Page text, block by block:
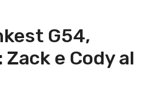
G54,
e Cody al